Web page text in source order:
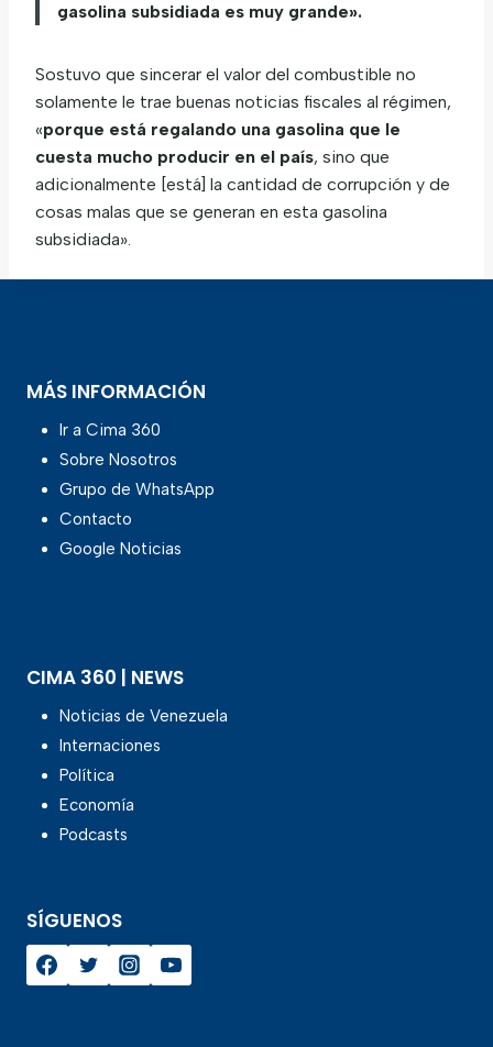
gasolina subsidiada es muy grande».
Sostuvo que sincerar el valor del combustible no
solamente le trae buenas noticias fiscales al régimen,
«porque está regalando una gasolina que le
cuesta mucho producir en el país, sino que
adicionalmente [está] la cantidad de corrupción y de
cosas malas que se generan en esta gasolina
subsidiada».
MÁS INFORMACIÓN
Ir a Cima 360
Sobre Nosotros
Grupo de WhatsApp
Contacto
Google Noticias
CIMA 360 | NEWS
Noticias de Venezuela
Internaciones
Política
Economía
Podcasts
SÍGUENOS